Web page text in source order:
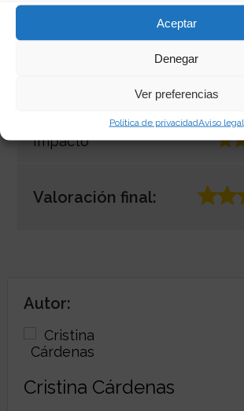
Aceptar
Denegar
Ver preferencias
Política de privacidadAviso legal
Originalidad
Impacto
Valoración final:
Autor:
Cristina Cárdenas